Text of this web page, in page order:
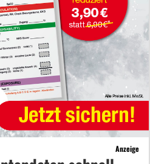
Anzeige